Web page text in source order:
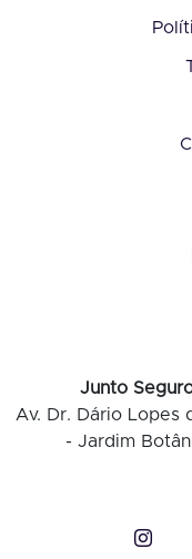
Junto
Av. Dr. Dário Lopes
- Jardim